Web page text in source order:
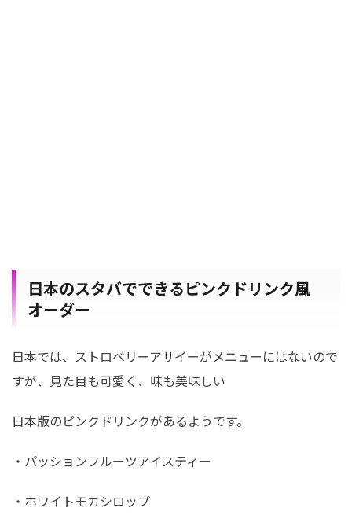
日本のスタバでできるピンクドリンク風
オーダー
日本では、ストロベリーアサイーがメニューにはないので
すが、見た目も可愛く、味も美味しい
日本版のピンクドリンクがあるようです。
・パッションフルーツアイスティー
・ホワイトモカシロップ